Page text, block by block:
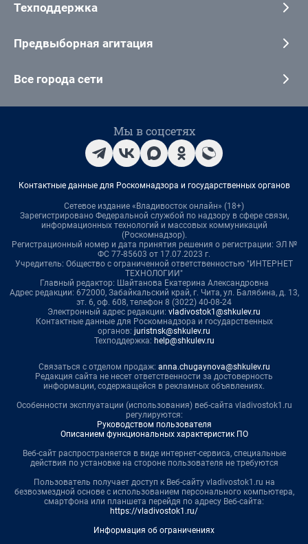
Техподдержка
Предвыборная агитация
Все города сети
Мы в соцсетях
Контактные данные для Роскомнадзора и государственных органов
Сетевое издание «Владивосток онлайн» (18+)
Зарегистрировано Федеральной службой по надзору в сфере связи,
информационных технологий и массовых коммуникаций
(Роскомнадзор).
Регистрационный номер и дата принятия решения о регистрации: ЭЛ №
ФС 77-85603 от 17.07.2023 г.
Учредитель: Общество с ограниченной ответственностью "ИНТЕРНЕТ
ТЕХНОЛОГИИ"
Главный редактор: Шайтанова Екатерина Александровна
Адрес редакции: 672000, Забайкальский край, г. Чита, ул. Балябина, д. 13,
эт. 6, оф. 608, телефон 8 (3022) 40-08-24
Электронный адрес редакции: vladivostok1@shkulev.ru
Контактные данные для Роскомнадзора и государственных
органов: juristnsk@shkulev.ru
Техподдержка: help@shkulev.ru
Связаться с отделом продаж: anna.chugaynova@shkulev.ru
Редакция сайта не несет ответственности за достоверность
информации, содержащейся в рекламных объявлениях.
Особенности эксплуатации (использования) веб-сайта vladivostok1.ru
регулируются:
Руководством пользователя
Описанием функциональных характеристик ПО
Веб-сайт распространяется в виде интернет-сервиса, специальные
действия по установке на стороне пользователя не требуются
Пользователь получает доступ к Веб-сайту vladivostok1.ru на
безвозмездной основе с использованием персонального компьютера,
смартфона или планшета перейдя по адресу Веб-сайта:
https://vladivostok1.ru/
Информация об ограничениях